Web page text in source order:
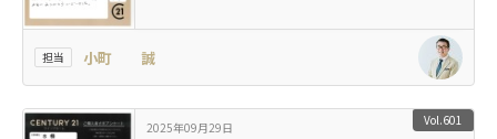
担当 小町 誠
Vol.601
2025年09月29日